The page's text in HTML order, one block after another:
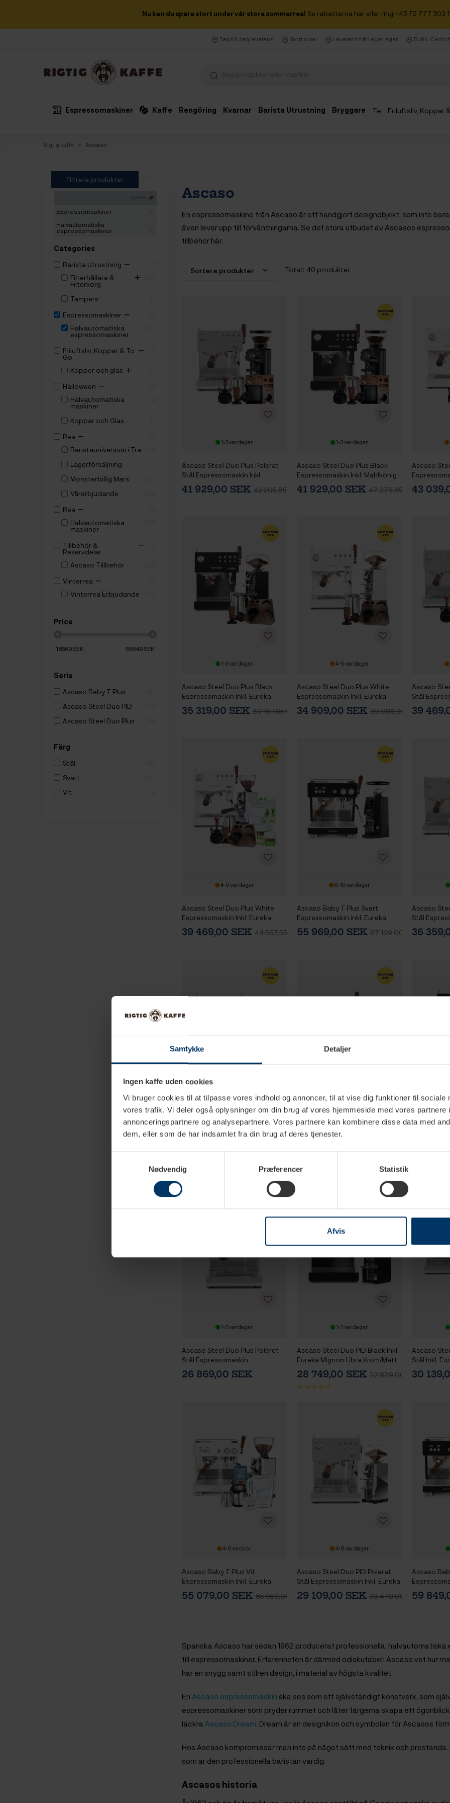
Samtykke Detaljer
Ingen kaffe uden cookies
Vi bruger cookies til at tilpasse vores indhold og annoncer, til at vise dig funktioner til sociale
vores trafik. Vi deler også oplysninger om din brug af vores hjemmeside med vores partnere
annonceringspartnere og analysepartnere. Vores partnere kan kombinere disse data med
dem, eller som de har indsamlet fra din brug af deres tjenester.
Nødvendig
Præferencer Statistik
Afvis
Nu kan du spara stort under vår stora sommarrea! Se rabatterna här eller ring +45 70 777 303
Dag till dag leverans Stort urval Leverans från eget lager Butik i
Espressomaskiner Kaffe Rengöring Kvarnar Barista Utrustning Bryggare Te Friluftsliv, Koppar
Rigtig Kaffe Ascaso
Filtrera produkter
CLEAR
Espressomaskiner
Halvautomatiska
espressomaskiner
Categories
Barista Utrustning −
Filterhållare &
Filterkorg
+
Tampers
Espressomaskiner −
Halvautomatiska
espressomaskiner
Friluftsliv, Koppar & To
Go
−
Kopper och glas +
Halloween −
Halvautomatiska
maskiner
Koppar och Glas
Rea −
Baristauniversum i Trä
Lagerförsäljning
Monsterbillig Mars
Vårerbjudande
Rea −
Halvautomatiska
maskiner
Tillbehör &
Reservdelar
−
Ascaso Tillbehör
Vinterrea −
Vinterrea Erbjudande
Price
18589SEK 59849SEK
Serie
Ascaso Baby T Plus
Ascaso Steel Duo PID
Ascaso Steel Duo Plus
Färg
Stål
Svart
Vit
Ascaso
En espressomaskine från Ascaso är ett handgjort designobjekt, som inte
även lever upp till förväntningarna. Se det stora utbudet av Ascasos
tillbehör här.
Totalt 40 produkter
1-3 vardagar
Ascaso Steel Duo Plus Polerat
Stål Espressomaskin Inkl.
Mahlkönig E64 WS
Espressokvarn Svart &
41 929,00 SEK 42 205,85 SEK
1-3 vardagar
Ascaso Steel Duo Plus Black
Espressomaskin Inkl. Mahlkönig
E64 WS Espressokvarn Svart &
Baristautrustning
41 929,00 SEK 47 376,85 SEK
Ascaso
E64 WS
43
1-3 vardagar
Ascaso Steel Duo Plus Black
Espressomaskin Inkl. Eureka
Mignon Libra 55 Krom/Mattsvart
Espressokvarn &
35 319,00 SEK 39 167,85 SEK
4-6 vardagar
Ascaso Steel Duo Plus White
Espressomaskin Inkl. Eureka
Mignon Libra 55 Krom/Vit
Espressokvarn &
34 909,00 SEK 39 086,90 SEK
Ascaso
Stål
Libra 65
39
4-6 vardagar
Ascaso Steel Duo Plus White
Espressomaskin Inkl. Eureka
Mignon Libra 65 Kvarn,
Baristautrustning,
39 469,00 SEK 44 567,55 SEK
6-10 vardagar
Ascaso Baby T Plus Svart
Espressomaskin inkl. Eureka
Atom W 65 Casa Mat Svart
Kaffekvarn
55 969,00 SEK 67 169,00 SEK
Ascaso
Stål
36
4-6 veckor
Ascaso Steel Duo PID White Inkl.
Eureka Mignon Libra Krom/Vit
28 359,00 SEK32 839,00 SEK
1-3 vardagar
Ascaso Steel Duo Plus Black Inkl.
Eureka Libra, Espressokoppar &
33 469,00 SEK36 059,00 SEK
Ascaso
26
1-3 vardagar
Ascaso Steel Duo Plus Poleret
Stål Espressomaskin
26 869,00 SEK
1-3 vardagar
Ascaso Steel Duo PID Black Inkl.
Eureka Mignon Libra Krom/Matt
Svart Espressokvarn
28 749,00 SEK 32 839,00 SEK
Ascaso
Stål Inkl.
Krom
30
4-6 veckor
Ascaso Baby T Plus Vit
Espressomaskin Inkl. Eureka
Mignon Libra 65 Kvarn,
Baristautrustning,
55 079,00 SEK 65 959,00 SEK
4-6 vardagar
Ascaso Steel Duo PID Polerat
Stål Espressomaskin Inkl. Eureka
Mignon Libra 55 Chrome
Espressokvarn
29 109,00 SEK 33 478,00 SEK
Ascaso
E64 WS
59
Spanska Ascaso har sedan 1962 producerat professionella,
till espressomaskiner. Erfarenheten är därmed odiskutabel! Ascaso vet hur
har en snygg samt stilren design, i material av högsta kvalitet.
En Ascaso espressomaskin ska ses som ett självständigt konstverk, som
espressomaskiner som pryder rummet och låter färgerna skapa ett
läckra Ascaso Dream. Dream är en designikon och symbolen för Ascasos
Hos Ascaso kompromissar man inte på något sätt med teknik och
som är den professionella baristan värdig.
Ascasos historia